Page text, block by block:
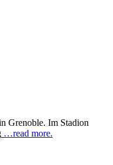
Grenoble. Im Stadion
…read more.